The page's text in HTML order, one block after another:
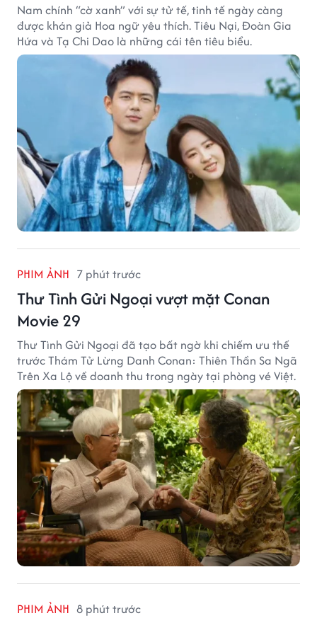
Nam chính “cờ xanh” với sự tử tế, tinh tế ngày càng
được khán giả Hoa ngữ yêu thích. Tiêu Nại, Đoàn Gia
Hứa và Tạ Chi Dao là những cái tên tiêu biểu.
PHIM ẢNH 7 phút trước
Thư Tình Gửi Ngoại vượt mặt Conan
Movie 29
Thư Tình Gửi Ngoại đã tạo bất ngờ khi chiếm ưu thế
trước Thám Tử Lừng Danh Conan: Thiên Thần Sa Ngã
Trên Xa Lộ về doanh thu trong ngày tại phòng vé Việt.
PHIM ẢNH 8 phút trước